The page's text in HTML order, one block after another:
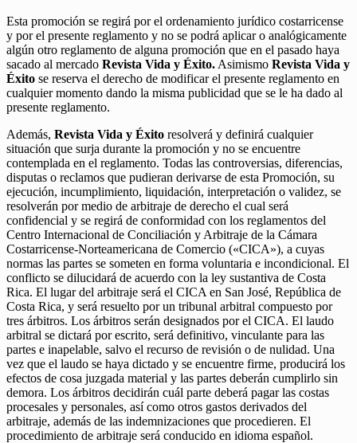
Esta promoción se regirá por el ordenamiento jurídico costarricense
y por el presente reglamento y no se podrá aplicar o analógicamente
algún otro reglamento de alguna promoción que en el pasado haya
sacado al mercado Revista Vida y Éxito. Asimismo Revista Vida y
Éxito se reserva el derecho de modificar el presente reglamento en
cualquier momento dando la misma publicidad que se le ha dado al
presente reglamento.
Además, Revista Vida y Éxito resolverá y definirá cualquier
situación que surja durante la promoción y no se encuentre
contemplada en el reglamento. Todas las controversias, diferencias,
disputas o reclamos que pudieran derivarse de esta Promoción, su
ejecución, incumplimiento, liquidación, interpretación o validez, se
resolverán por medio de arbitraje de derecho el cual será
confidencial y se regirá de conformidad con los reglamentos del
Centro Internacional de Conciliación y Arbitraje de la Cámara
Costarricense-Norteamericana de Comercio («CICA»), a cuyas
normas las partes se someten en forma voluntaria e incondicional. El
conflicto se dilucidará de acuerdo con la ley sustantiva de Costa
Rica. El lugar del arbitraje será el CICA en San José, República de
Costa Rica, y será resuelto por un tribunal arbitral compuesto por
tres árbitros. Los árbitros serán designados por el CICA. El laudo
arbitral se dictará por escrito, será definitivo, vinculante para las
partes e inapelable, salvo el recurso de revisión o de nulidad. Una
vez que el laudo se haya dictado y se encuentre firme, producirá los
efectos de cosa juzgada material y las partes deberán cumplirlo sin
demora. Los árbitros decidirán cuál parte deberá pagar las costas
procesales y personales, así como otros gastos derivados del
arbitraje, además de las indemnizaciones que procedieren. El
procedimiento de arbitraje será conducido en idioma español.